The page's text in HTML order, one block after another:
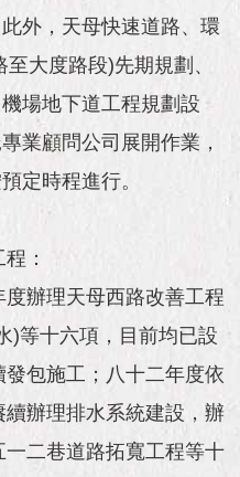
外，天母快速道路、環
大度路段)先期規劃、
場地下道工程規劃設
業顧問公司展開作業，
定時程進行。
：
辦理天母西路改善工程
)等十六項，目前均已設
包施工；八十二年度依
續辦理排水系統建設，辦
一二巷道路拓寬工程等十